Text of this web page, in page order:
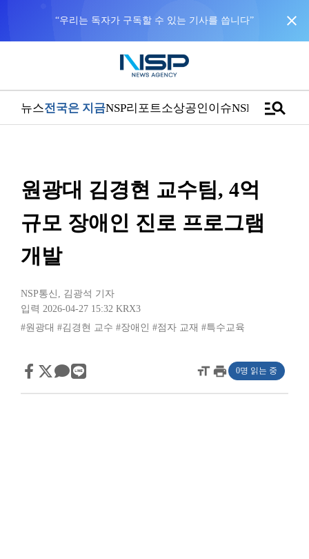
“우리는 독자가 구독할 수 있는 기사를 씁니다” close
뉴스전국은 지금NSP리포트소상공인이슈NSPTVmanage_search
원광대 김경현 교수팀, 4억
규모 장애인 진로 프로그램
개발
NSP통신 , 김광석 기자
입력 2026-04-27 15:32 KRX3
#원광대 #김경현 교수 #장애인 #점자 교재 #특수교육
format_sizeprint 0명 읽는 중